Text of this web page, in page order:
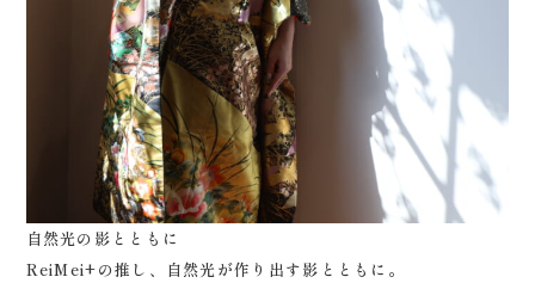
自然光の影とともに
ReiMei+の推し、自然光が作り出す影とともに。